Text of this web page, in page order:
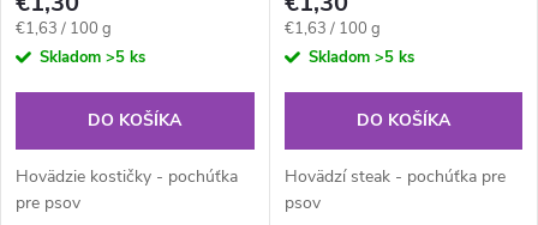
Jednotková
cena:
€1,63 / 100 g
Skladom >5 ks
DO KOŠÍKA
Hovädzie kostičky - pochúťka
pre psov
Jednotková
cena:
€1,63 / 100 g
Skladom >5 ks
DO KOŠÍKA
Hovädzí steak - pochúťka pre
psov